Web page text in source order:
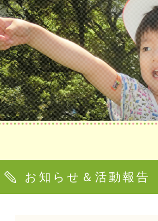
お知らせ＆活動報告